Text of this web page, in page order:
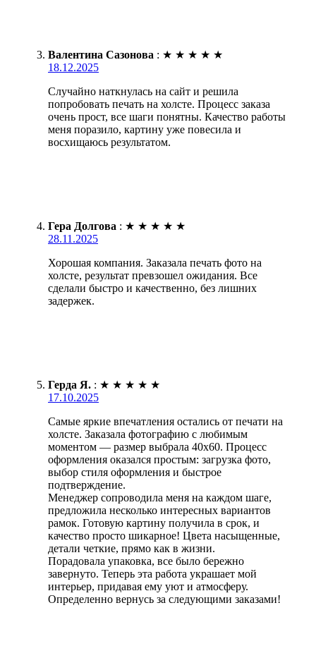
Валентина Сазонова : ★ ★ ★ ★ ★
18.12.2025
Случайно наткнулась на сайт и решила
попробовать печать на холсте. Процесс заказа
очень прост, все шаги понятны. Качество работы
меня поразило, картину уже повесила и
восхищаюсь результатом.
Гера Долгова : ★ ★ ★ ★ ★
28.11.2025
Хорошая компания. Заказала печать фото на
холсте, результат превзошел ожидания. Все
сделали быстро и качественно, без лишних
задержек.
Герда Я. : ★ ★ ★ ★ ★
17.10.2025
Самые яркие впечатления остались от печати на
холсте. Заказала фотографию с любимым
моментом — размер выбрала 40х60. Процесс
оформления оказался простым: загрузка фото,
выбор стиля оформления и быстрое
подтверждение.
Менеджер сопроводила меня на каждом шаге,
предложила несколько интересных вариантов
рамок. Готовую картину получила в срок, и
качество просто шикарное! Цвета насыщенные,
детали четкие, прямо как в жизни.
Порадовала упаковка, все было бережно
завернуто. Теперь эта работа украшает мой
интерьер, придавая ему уют и атмосферу.
Определенно вернусь за следующими заказами!